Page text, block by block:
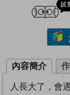
內容簡介
人長大了，會